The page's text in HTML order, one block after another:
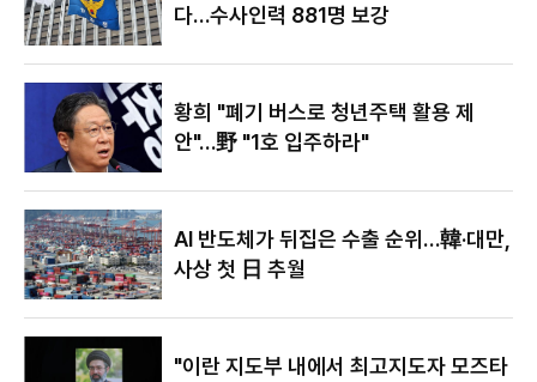
다…수사인력 881명 보강
황희 "폐기 버스로 청년주택 활용 제
안"…野 "1호 입주하라"
AI 반도체가 뒤집은 수출 순위…韓·대만,
사상 첫 日 추월
"이란 지도부 내에서 최고지도자 모즈타